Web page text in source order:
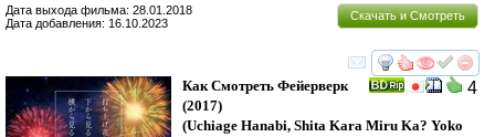
Скачать и Смотреть
Дата выхода фильма: 28.01.2018
Дата добавления: 16.10.2023
смотреть
4
Как Смотреть Фейерверк
(2017)
(Uchiage Hanabi, Shita Kara Miru Ka? Yoko